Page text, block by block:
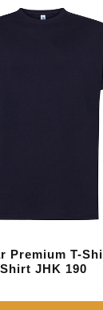
Premium T-
Shirt JHK 190